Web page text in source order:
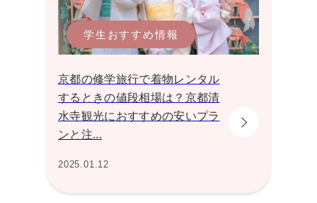
学生おすすめ情報
京都の修学旅行で着物レンタル
するときの値段相場は？京都清
水寺観光におすすめの安いプラ
ンと注...
2025.01.12